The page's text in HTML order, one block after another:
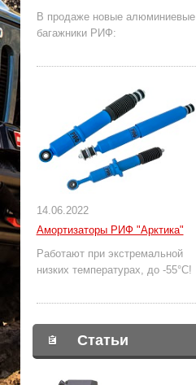
В продаже новые алюминиевые
багажники РИФ:
14.06.2022
Амортизаторы РИФ "Арктика"
Работают при экстремальной
низких температурах, до -55°С!
Статьи